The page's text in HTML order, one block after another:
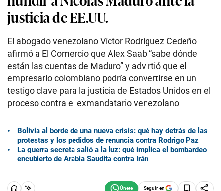
justicia de EE.UU.
El abogado venezolano Víctor Rodríguez Cedeño
afirmó a El Comercio que Alex Saab “sabe dónde
están las cuentas de Maduro” y advirtió que el
empresario colombiano podría convertirse en un
testigo clave para la justicia de Estados Unidos en el
proceso contra el exmandatario venezolano
Bolivia al borde de una nueva crisis: qué hay detrás de las
protestas y los pedidos de renuncia contra Rodrigo Paz
La guerra secreta salió a la luz: qué implica el bombardeo
encubierto de Arabia Saudita contra Irán
Seguir en